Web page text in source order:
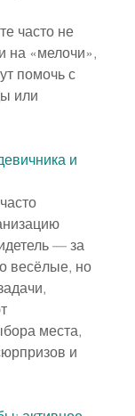
часто не
на «мелочи»,
помочь с
или
и
— за
весёлые, но
места,
и